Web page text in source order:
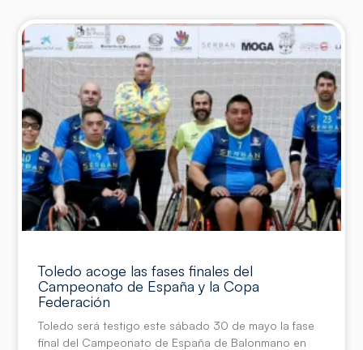
Toledo acoge las fases finales del
Campeonato de España y la Copa
Federación
Toledo será testigo este sábado 30 de mayo la fase
final del Campeonato de España de Balonmano en